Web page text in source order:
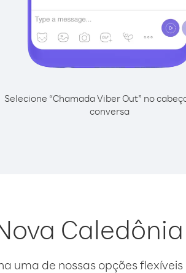
Selecione “Chamada Viber Out” no
conversa
Caledônia
uma de nossas opções flexíveis